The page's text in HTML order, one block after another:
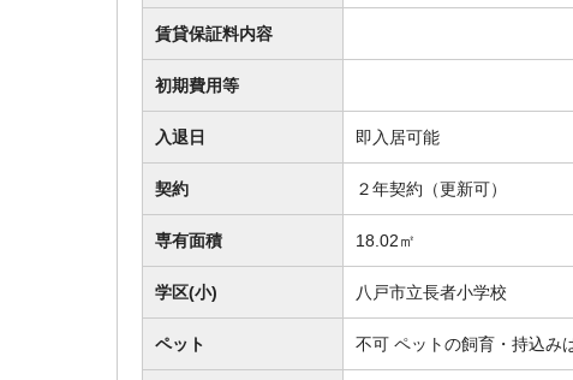
賃貸保証料内容
初期費用等
入退日 即入居可能
契約 ２年契約（更新可）
専有面積 18.02㎡
学区(小) 八戸市立長者小学校
ペット 不可 ペットの飼育・持込み